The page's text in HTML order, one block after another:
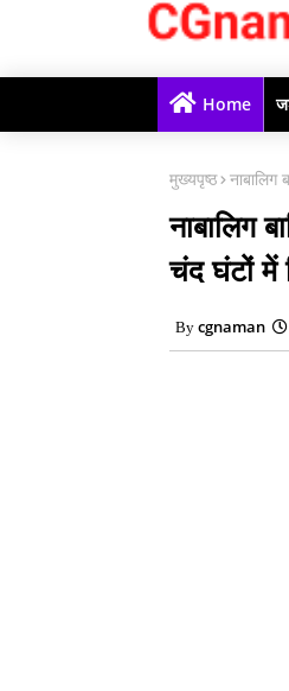
Home
मुख्यपृष्ठ
नाबालिग
चंद घंटों में
cgnaman